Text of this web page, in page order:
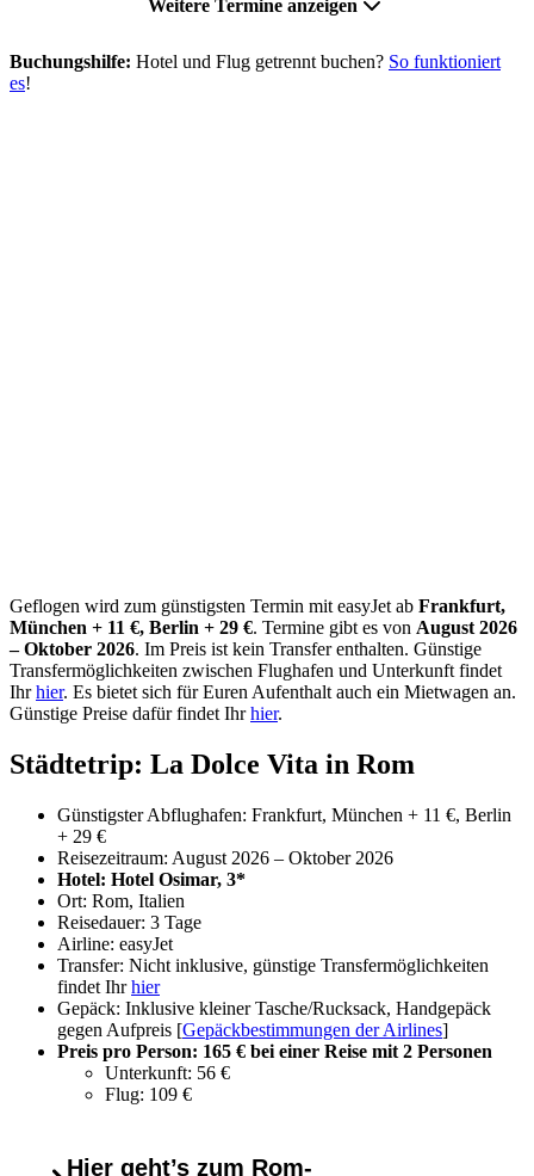
Weitere Termine anzeigen
Buchungshilfe: Hotel und Flug getrennt buchen? So funktioniert
es!
Geflogen wird zum günstigsten Termin mit easyJet ab Frankfurt,
München + 11 €, Berlin + 29 €. Termine gibt es von August 2026
– Oktober 2026. Im Preis ist kein Transfer enthalten. Günstige
Transfermöglichkeiten zwischen Flughafen und Unterkunft findet
Ihrhier. Es bietet sich für Euren Aufenthalt auch ein Mietwagen an.
Günstige Preise dafür findet Ihrhier.
Städtetrip: La Dolce Vita in Rom
Günstigster Abflughafen: Frankfurt, München + 11 €, Berlin
+ 29 €
Reisezeitraum: August 2026 – Oktober 2026
Hotel: Hotel Osimar, 3*
Ort: Rom, Italien
Reisedauer: 3 Tage
Airline: easyJet
Transfer: Nicht inklusive, günstige Transfermöglichkeiten
findet Ihrhier
Gepäck: Inklusive kleiner Tasche/Rucksack, Handgepäck
gegen Aufpreis [Gepäckbestimmungen der Airlines]
Preis pro Person: 165 € bei einer Reise mit 2 Personen
Unterkunft: 56 €
Flug: 109 €
Hier geht’s zum Rom-